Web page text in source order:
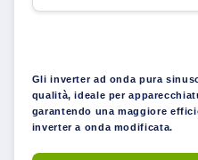
Gli inverter ad onda pura
qualità, ideale per
garantendo una maggiore
inverter a onda modificata.